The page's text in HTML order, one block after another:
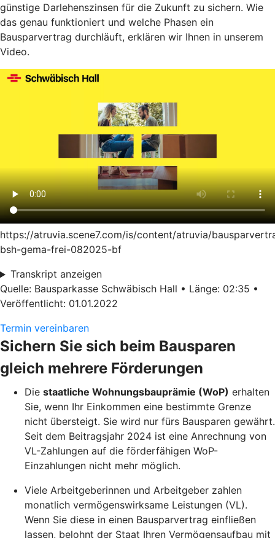
günstige Darlehenszinsen für die Zukunft zu sichern. Wie
das genau funktioniert und welche Phasen ein
Bausparvertrag durchläuft, erklären wir Ihnen in unserem
Video.
https://atruvia.scene7.com/is/content/atruvia/
bsh-gema-frei-082025-bf
Transkript anzeigen
Quelle: Bausparkasse Schwäbisch Hall • Länge: 02:35 •
Veröffentlicht: 01.01.2022
Termin vereinbaren
Sichern Sie sich beim Bausparen
gleich mehrere Förderungen
Die staatliche Wohnungsbauprämie (WoP) erhalten
Sie, wenn Ihr Einkommen eine bestimmte Grenze
nicht übersteigt. Sie wird nur fürs Bausparen gewährt.
Seit dem Beitragsjahr 2024 ist eine Anrechnung von
VL-Zahlungen auf die förderfähigen WoP-
Einzahlungen nicht mehr möglich.
Viele Arbeitgeberinnen und Arbeitgeber zahlen
monatlich vermögenswirksame Leistungen (VL).
Wenn Sie diese in einen Bausparvertrag einfließen
lassen, belohnt der Staat Ihren Vermögensaufbau mit